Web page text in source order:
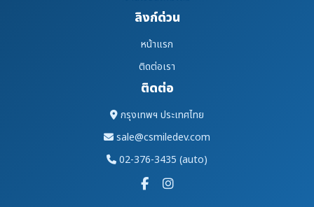
ลิงก์ด่วน
หน้าแรก
ติดต่อเรา
ติดต่อ
กรุงเทพฯ ประเทศไทย
sale@csmiledev.com
02-376-3435 (auto)